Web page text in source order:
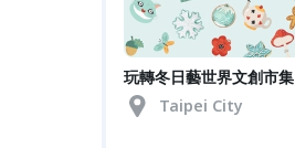
玩轉冬日藝世界文創市集
Taipei City